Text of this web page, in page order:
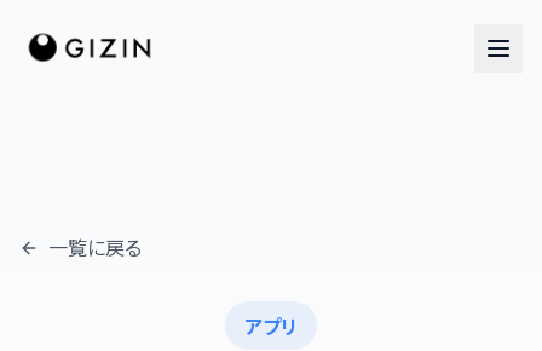
AIチーム
一覧に戻る
アプリ